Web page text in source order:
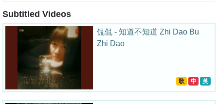
Subtitled Videos
侃侃 - 知道不知道 Zhi Dao Bu
Zhi Dao
歌 中 英